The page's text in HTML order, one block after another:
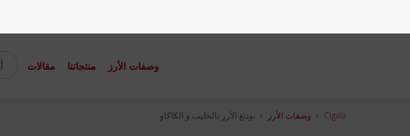
وصفات الأرز منتجاتنا مقالات
Cigala
» وصفات الأرز » بودنغ الأرز بالحليب و الكاكاو